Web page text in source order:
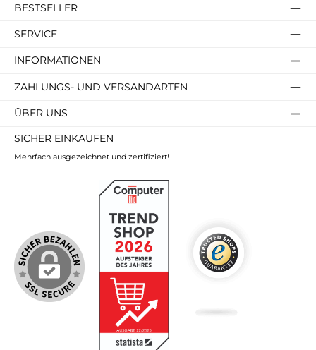
BESTSELLER
SERVICE
INFORMATIONEN
ZAHLUNGS- UND VERSANDARTEN
ÜBER UNS
SICHER EINKAUFEN
Mehrfach ausgezeichnet und zertifiziert!